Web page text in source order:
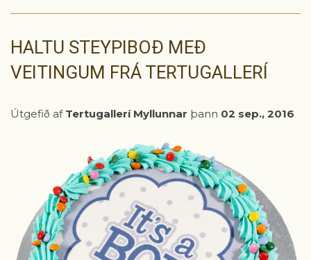
HALTU STEYPIBOÐ MEÐ
VEITINGUM FRÁ TERTUGALLERÍ
Útgefið af Tertugallerí Myllunnar þann 02 sep., 2016